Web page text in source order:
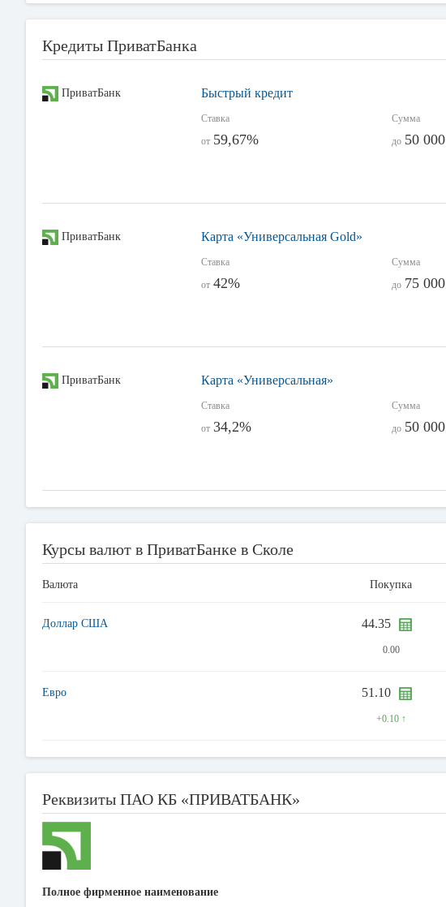
Кредиты ПриватБанка
ПриватБанк Быстрый кредит
Ставка
от 59,67%
Сумма
до 50 000
ПриватБанк Карта «Универсальная Gold»
Ставка
от 42%
Сумма
до 75 000
ПриватБанк Карта «Универсальная»
Ставка
от 34,2%
Сумма
до 50 000
Курсы валют в ПриватБанке в Сколе
Валюта Покупка
Доллар США 44.35
0.00
Евро 51.10
+0.10 ↑
Реквизиты ПАО КБ «ПРИВАТБАНК»
Полное фирменное наименование